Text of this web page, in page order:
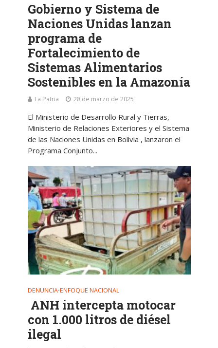
Gobierno y Sistema de
Naciones Unidas lanzan
programa de
Fortalecimiento de
Sistemas Alimentarios
Sostenibles en la Amazonía
La Patria 28 de marzo de 2025
El Ministerio de Desarrollo Rural y Tierras,
Ministerio de Relaciones Exteriores y el Sistema
de las Naciones Unidas en Bolivia , lanzaron el
Programa Conjunto...
DENUNCIA•ENFOQUE NACIONAL
ANH intercepta motocar
con 1.000 litros de diésel
ilegal